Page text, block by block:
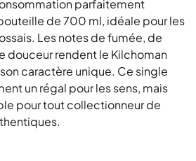
parfaitement
de 700 ml, idéale pour les
Les notes de fumée, de
douceur rendent le Kilchoman
caractère unique. Ce single
un régal pour les sens, mais
pour tout collectionneur de